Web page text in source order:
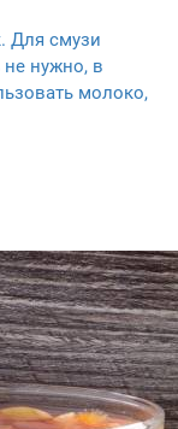
Для смузи
нужно, в
молоко,